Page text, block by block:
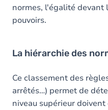
normes, l'égalité devant
pouvoirs.
La hiérarchie des
Ce classement des
arrêtés…) permet de
niveau supérieur